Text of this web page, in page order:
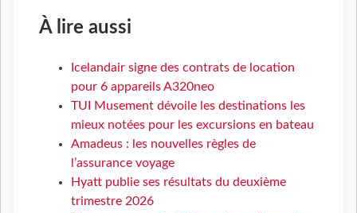
À lire aussi
Icelandair signe des contrats de location
pour 6 appareils A320neo
TUI Musement dévoile les destinations les
mieux notées pour les excursions en bateau
Amadeus : les nouvelles règles de
l’assurance voyage
Hyatt publie ses résultats du deuxième
trimestre 2026